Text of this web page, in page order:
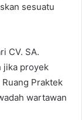
sesuatu
CV. SA.
jika proyek
Praktek
wartawan